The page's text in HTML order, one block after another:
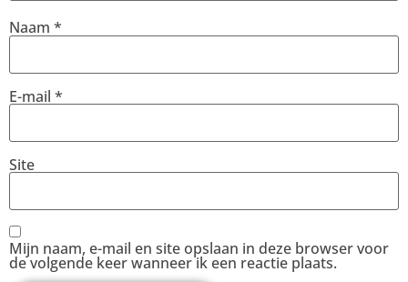
Naam *
E-mail *
Site
Mijn naam, e-mail en site opslaan in deze browser voor
de volgende keer wanneer ik een reactie plaats.